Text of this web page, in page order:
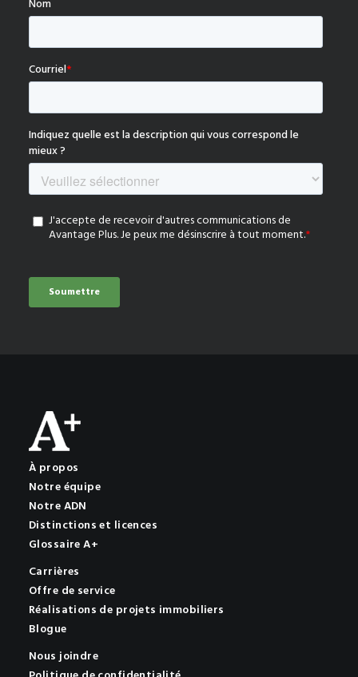
À propos
Notre équipe
Notre ADN
Distinctions et licences
Glossaire A+
Carrières
Offre de service
Réalisations de projets immobiliers
Blogue
Nous joindre